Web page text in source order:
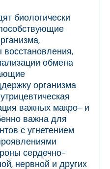
биологически
обмена
организма
важных макро- и
важна для
с угнетением
сердечно-
нервной и других